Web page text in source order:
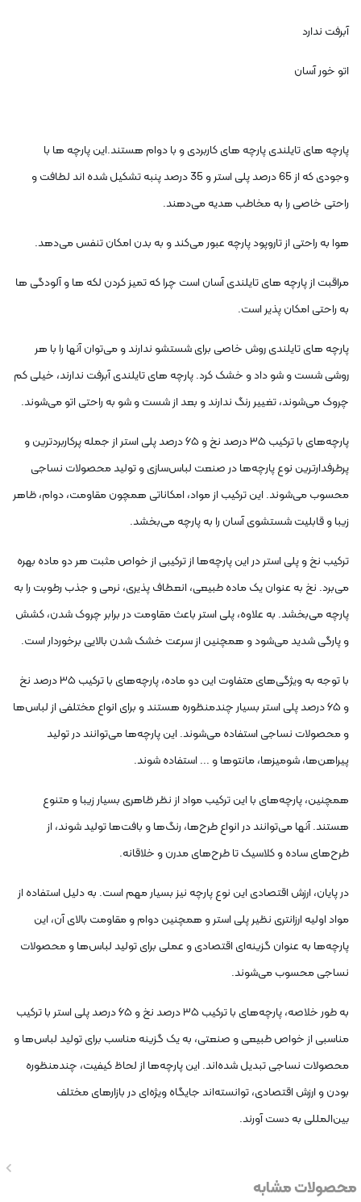
آبرفت ندارد
اتو خور آسان
پارچه های تایلندی پارچه های کاربردی و با دوام هستند.این پارچه ها با
وجودی که از 65 درصد پلی استر و 35 درصد پنبه تشکیل شده اند لطافت و
راحتی خاصی را به مخاطب هدیه می‌دهند.
هوا به راحتی از تاروپود پارچه عبور می‌کند و به بدن امکان تنفس می‌دهد.
مراقبت از پارچه های تایلندی آسان است چرا که تمیز کردن لکه ها و آلودگی ها
به راحتی امکان پذیر است.
پارچه های تایلندی روش خاصی برای شستشو ندارند و می‌توان آنها را با هر
روشی شست و شو داد و خشک کرد. پارچه های تایلندی آبرفت ندارند، خیلی کم
چروک می‌شوند، تغییر رنگ ندارند و بعد از شست و شو به راحتی اتو می‌شوند.
پارچه‌های با ترکیب ۳۵ درصد نخ و ۶۵ درصد پلی استر از جمله پرکاربردترین و
پرطرفدارترین نوع پارچه‌ها در صنعت لباس‌سازی و تولید محصولات نساجی
محسوب می‌شوند. این ترکیب از مواد، امکاناتی همچون مقاومت، دوام، ظاهر
زیبا و قابلیت شستشوی آسان را به پارچه می‌بخشد.
ترکیب نخ و پلی استر در این پارچه‌ها از ترکیبی از خواص مثبت هر دو ماده بهره
می‌برد. نخ به عنوان یک ماده طبیعی، انعطاف پذیری، نرمی و جذب رطوبت را به
پارچه می‌بخشد. به علاوه، پلی استر باعث مقاومت در برابر چروک‌ شدن، کشش
و پارگی شدید می‌شود و همچنین از سرعت خشک شدن بالایی برخوردار است.
با توجه به ویژگی‌های متفاوت این دو ماده، پارچه‌های با ترکیب ۳۵ درصد نخ
و ۶۵ درصد پلی استر بسیار چندمنظوره هستند و برای انواع مختلفی از لباس‌ها
و محصولات نساجی استفاده می‌شوند. این پارچه‌ها می‌توانند در تولید
پیراهن‌ها، شومیزها، مانتو‌ها و ... استفاده شوند.
همچنین، پارچه‌های با این ترکیب مواد از نظر ظاهری بسیار زیبا و متنوع
هستند. آنها می‌توانند در انواع طرح‌ها، رنگ‌ها و بافت‌ها تولید شوند، از
طرح‌های ساده و کلاسیک تا طرح‌های مدرن و خلاقانه.
در پایان، ارزش اقتصادی این نوع پارچه نیز بسیار مهم است. به دلیل استفاده از
مواد اولیه ارزانتری نظیر پلی استر و همچنین دوام و مقاومت بالای آن، این
پارچه‌ها به عنوان گزینه‌ای اقتصادی و عملی برای تولید لباس‌ها و محصولات
نساجی محسوب می‌شوند.
به طور خلاصه، پارچه‌های با ترکیب ۳۵ درصد نخ و ۶۵ درصد پلی استر با ترکیب
مناسبی از خواص طبیعی و صنعتی، به یک گزینه مناسب برای تولید لباس‌ها و
محصولات نساجی تبدیل شده‌اند. این پارچه‌ها از لحاظ کیفیت، چندمنظوره
بودن و ارزش اقتصادی، توانسته‌اند جایگاه ویژه‌ای در بازارهای مختلف
بین‌المللی به دست آورند.
محصولات مشابه